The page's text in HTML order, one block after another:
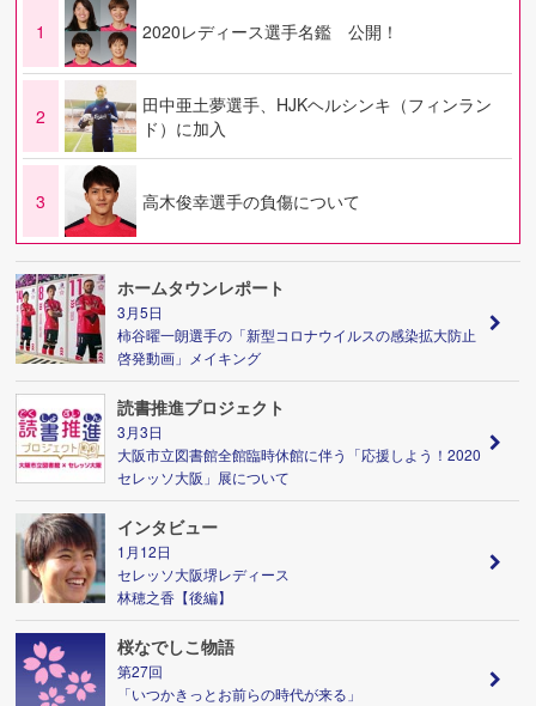
1 2020レディース選手名鑑 公開！
2
田中亜土夢選手、HJKヘルシンキ（フィンラン
ド）に加入
3 高木俊幸選手の負傷について
ホームタウンレポート
3月5日
柿谷曜一朗選手の「新型コロナウイルスの感染拡大防止
啓発動画」メイキング
読書推進プロジェクト
3月3日
大阪市立図書館全館臨時休館に伴う「応援しよう！2020
セレッソ大阪」展について
インタビュー
1月12日
セレッソ大阪堺レディース
林穂之香【後編】
桜なでしこ物語
第27回
「いつかきっとお前らの時代が来る」